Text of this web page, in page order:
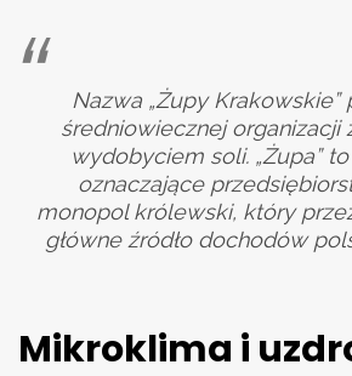
Nazwa „Żupy Krakowskie”
średniowiecznej organizacji
wydobyciem soli. „Żupa”
oznaczające
monopol królewski, który
główne źródło dochodów
Mikroklima i